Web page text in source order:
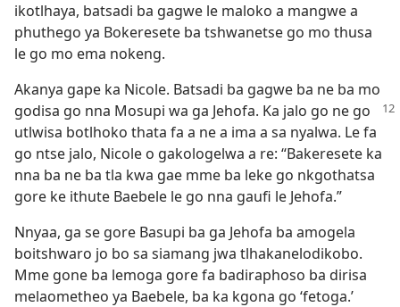
ikotlhaya, batsadi ba gagwe le maloko a mangwe a
phuthego ya Bokeresete ba tshwanetse go mo thusa
le go mo ema nokeng.
Akanya gape ka Nicole. Batsadi ba gagwe ba ne ba mo
godisa go nna Mosupi wa ga Jehofa. Ka jalo go ne go
utlwisa botlhoko thata fa a ne a ima a sa nyalwa. Le fa
go ntse jalo, Nicole o gakologelwa a re: “Bakeresete ka
nna ba ne ba tla kwa gae mme ba leke go nkgothatsa
gore ke ithute Baebele le go nna gaufi le Jehofa.”
Nnyaa, ga se gore Basupi ba ga Jehofa ba amogela
boitshwaro jo bo sa siamang jwa tlhakanelodikobo.
Mme gone ba lemoga gore fa badiraphoso ba dirisa
melaometheo ya Baebele, ba ka kgona go ‘fetoga.’